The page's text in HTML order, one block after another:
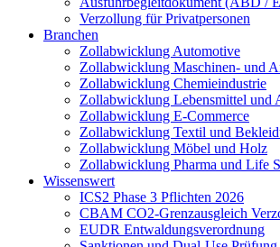
Verzollung für Privatpersonen
Branchen
Zollabwicklung Automotive
Zollabwicklung Maschinen- und
Zollabwicklung Chemieindustrie
Zollabwicklung Lebensmittel und
Zollabwicklung E-Commerce
Zollabwicklung Textil und
Zollabwicklung Möbel und Holz
Zollabwicklung Pharma und Life
Wissenswert
ICS2 Phase 3 Pflichten 2026
CBAM CO2-Grenzausgleich
EUDR Entwaldungsverordnung